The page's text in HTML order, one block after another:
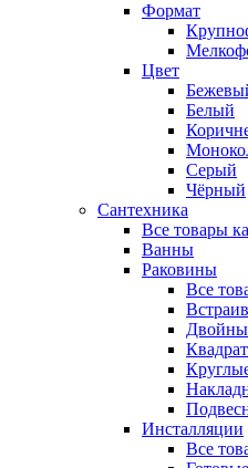
Формат
Цвет
Белый
Серый
Чёрный
Сантехника
Все товары
Ванны
Раковины
Все
Инсталляции
Все